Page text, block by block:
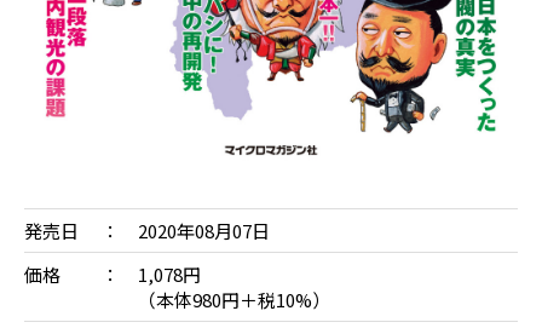
発売日
2020年08月07日
価格
1,078円
（本体980円＋税10%）